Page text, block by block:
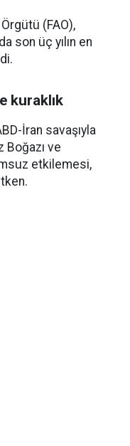
(FAO),
son üç yılın en
kuraklık
İran savaşıyla
Boğazı ve
etkilemesi,